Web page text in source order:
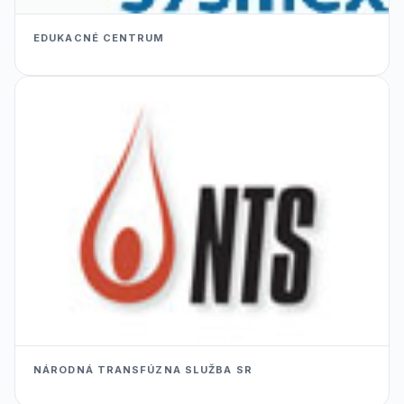
EDUKACNÉ CENTRUM
NÁRODNÁ TRANSFÚZNA SLUŽBA SR